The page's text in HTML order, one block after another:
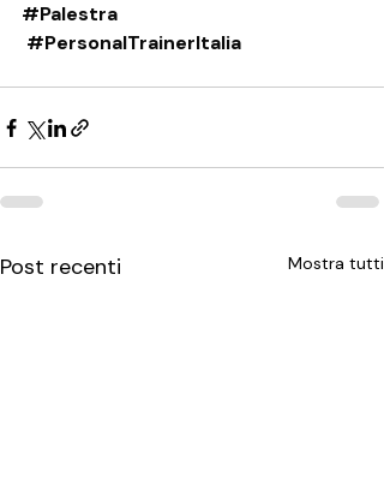
#Palestra
#PersonalTrainerItalia
Post recenti Mostra tutti